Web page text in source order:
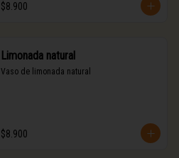
$8.900
Limonada natural
Vaso de limonada natural
$8.900